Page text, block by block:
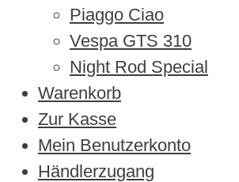
Piaggo Ciao
Vespa GTS 310
Night Rod Special
Warenkorb
Zur Kasse
Mein Benutzerkonto
Händlerzugang